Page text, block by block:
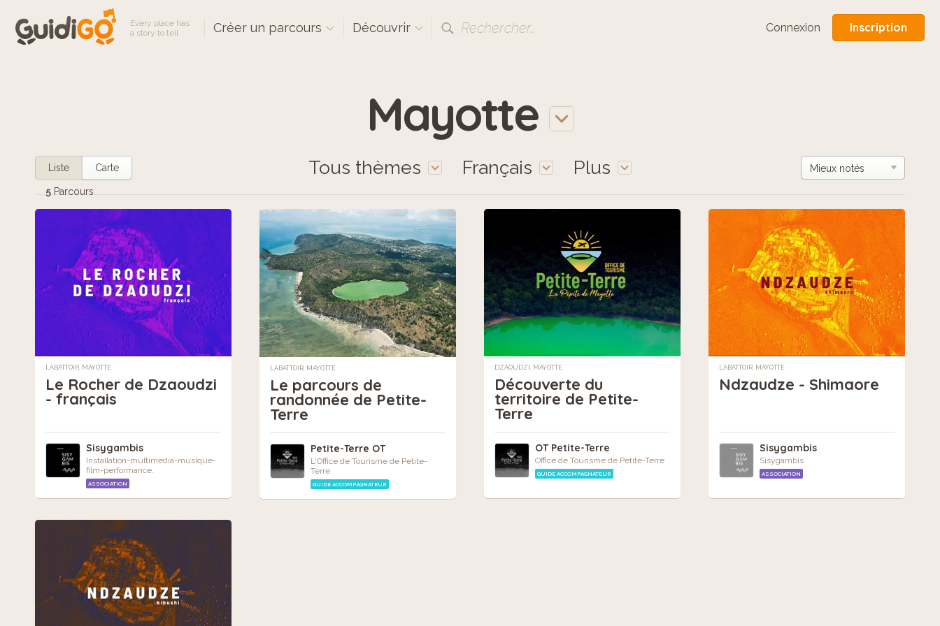
Every place has
a story to tell
Créer un parcours Découvrir Rechercher… Connexion Inscription
Mayotte
Tous thèmes Français Plus
Liste Carte
5 Parcours
LABATTOIR, MAYOTTE
Le Rocher de Dzaoudzi
- français
Sisygambis
Installation-multimedia-musique-
film-performance.
ASSOCIATION
LABATTOIR, MAYOTTE
Le parcours de
randonnée de Petite-
Terre
Petite-Terre OT
L'Office de Tourisme de Petite-
Terre
GUIDE ACCOMPAGNATEUR
DZAOUDZI, MAYOTTE
Découverte du
territoire de Petite-
Terre
OT Petite-Terre
Office de Tourisme de Petite-Terre
GUIDE ACCOMPAGNATEUR
LABATTOIR, MAYOTTE
Ndzaudze - Shimaore
Sisygambis
Sisygambis
ASSOCIATION